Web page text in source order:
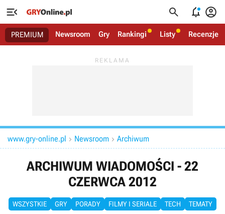
   
PREMIUM Newsroom Gry Rankingi Listy Recenzje
www.gry-online.pl  Newsroom  Archiwum
ARCHIWUM WIADOMOŚCI - 22
CZERWCA 2012
WSZYSTKIE GRY PORADY FILMY I SERIALE TECH TEMATY